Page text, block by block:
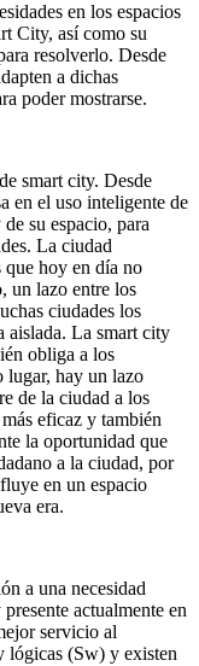
en los espacios
City, así como su
resolverlo. Desde
a dichas
poder mostrarse.
smart city. Desde
en el uso inteligente de
su espacio, para
La ciudad
que hoy en día no
un lazo entre los
ciudades los
aislada. La smart city
obliga a los
lugar, hay un lazo
de la ciudad a los
eficaz y también
la oportunidad que
a la ciudad, por
en un espacio
era.
a una necesidad
actualmente en
servicio al
lógicas (Sw) y existen